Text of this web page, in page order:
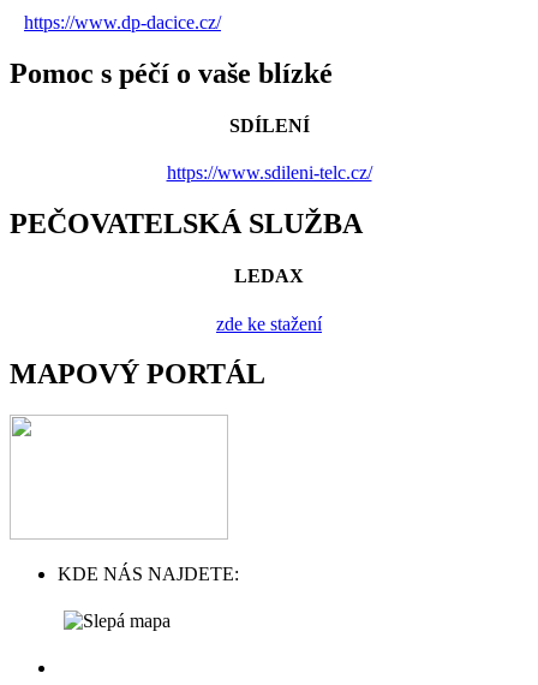
https://www.dp-dacice.cz/
Pomoc s péčí o vaše blízké
SDÍLENÍ
https://www.sdileni-telc.cz/
PEČOVATELSKÁ SLUŽBA
LEDAX
zde ke stažení
MAPOVÝ PORTÁL
KDE NÁS NAJDETE: